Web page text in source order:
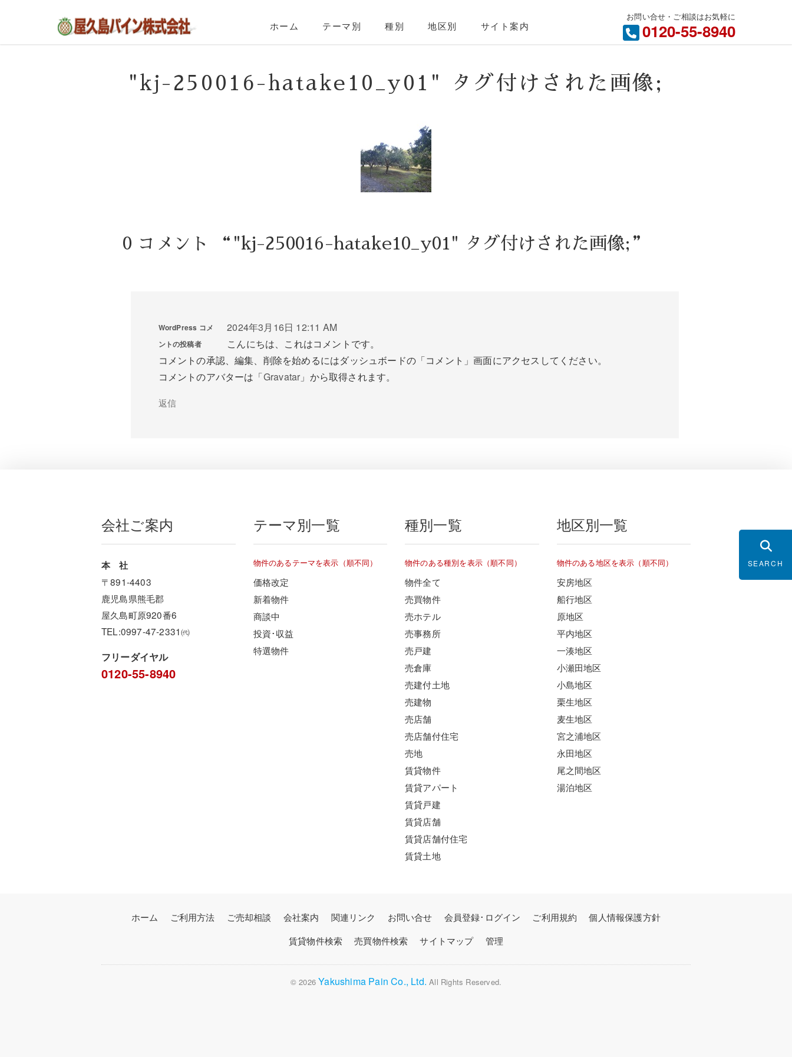
SEARCH
屋久島パイン株式会社
タルサイト
ホーム テーマ別 種別 地区別 サイト案内
お問い合せ・ご相談はお気軽に
0120-55-8940
"kj-250016-hatake10_y01" タグ付けされた画像;
0 コメント “"kj-250016-hatake10_y01" タグ付けされた画像;”
WordPress コメ
ントの投稿者
2024年3月16日 12:11 AM
こんにちは、これはコメントです。
コメントの承認、編集、削除を始めるにはダッシュボードの「コメント」画面にアクセスしてください。
コメントのアバターは「Gravatar 」から取得されます。
返信
会社ご案内
本 社
〒891-4403
鹿児島県熊毛郡
屋久島町原920番6
TEL:0997-47-2331㈹
フリーダイヤル
0120-55-8940
テーマ別一覧
物件のあるテーマを表示（順不同）
価格改定
新着物件
商談中
投資･収益
特選物件
種別一覧
物件のある種別を表示（順不同）
物件全て
売買物件
売ホテル
売事務所
売戸建
売倉庫
売建付土地
売建物
売店舗
売店舗付住宅
売地
賃貸物件
賃貸アパート
賃貸戸建
賃貸店舗
賃貸店舗付住宅
賃貸土地
地区別一覧
物件のある地区を表示（順不同）
安房地区
船行地区
原地区
平内地区
一湊地区
小瀬田地区
小島地区
栗生地区
麦生地区
宮之浦地区
永田地区
尾之間地区
湯泊地区
ホーム ご利用方法 ご売却相談 会社案内 関連リンク お問い合せ 会員登録･ログイン ご利用規約
個人情報保護方針
賃貸物件検索
売買物件検索 サイトマップ 管理
© 2026Yakushima Pain Co., Ltd. All Rights Reserved.